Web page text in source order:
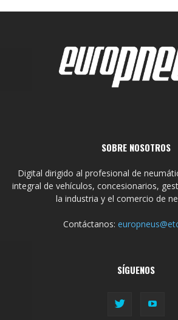
SOBRE NOSOTROS
Digital dirigido al profesional de
integral de vehículos, concesionarios,
la industria y el comercio de
Contáctanos:
SÍGUENOS